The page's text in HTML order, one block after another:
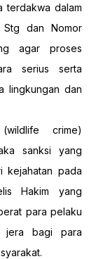
terdakwa dalam
Stg dan Nomor
agar proses
serius serta
lingkungan dan
crime)
sanksi yang
kejahatan pada
Hakim yang
para pelaku
jera bagi para